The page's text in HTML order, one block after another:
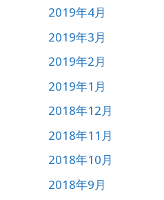
2019年4月
2019年3月
2019年2月
2019年1月
2018年12月
2018年11月
2018年10月
2018年9月